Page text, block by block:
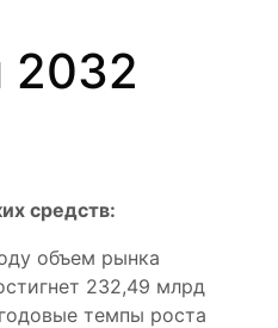
2032
средств:
объем рынка
232,49 млрд
темпы роста